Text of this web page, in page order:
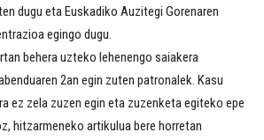
dugu eta Euskadiko Auzitegi Gorenaren
egingo dugu.
behera uzteko lehenengo saiakera
2an egin zuten patronalek. Kasu
ez zela zuzen egin eta zuzenketa egiteko epe
hitzarmeneko artikulua bere horretan